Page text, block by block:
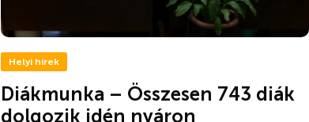
Helyi hírek
Diákmunka – Összesen 743 diák
dolgozik idén nyáron